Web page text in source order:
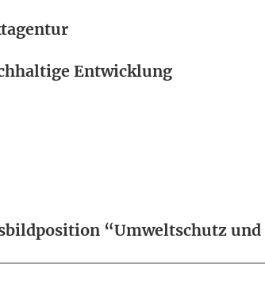
Entwicklung
“Umweltschutz